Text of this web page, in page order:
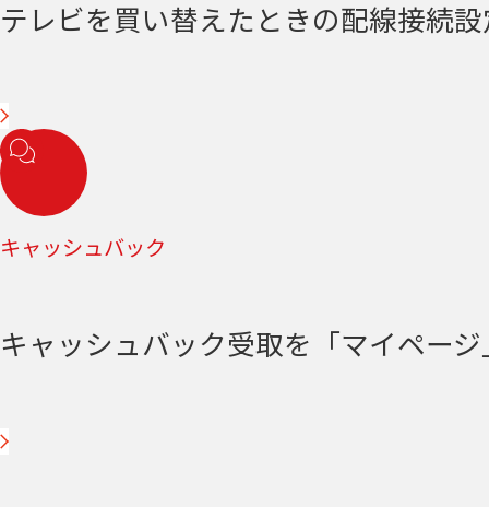
テレビを買い替えたときの配線接続
キャッシュバック
キャッシュバック受取を「マイペー